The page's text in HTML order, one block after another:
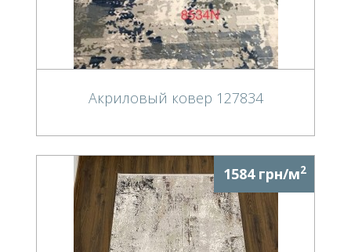
Акриловый ковер 127834
1584 грн/м2